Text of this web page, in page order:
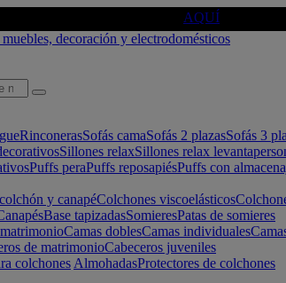
AQUÍ
RinconerasSofás camaSofás 2 plazasSofás 3
Sillones relaxSillones relax
Puffs peraPuffs reposapiésPuffs con
y canapéColchones viscoelásticos
Base tapizadasSomieresPatas de somieres
Camas doblesCamas individuales
de matrimonioCabeceros juveniles
colchones AlmohadasProtectores de colchones